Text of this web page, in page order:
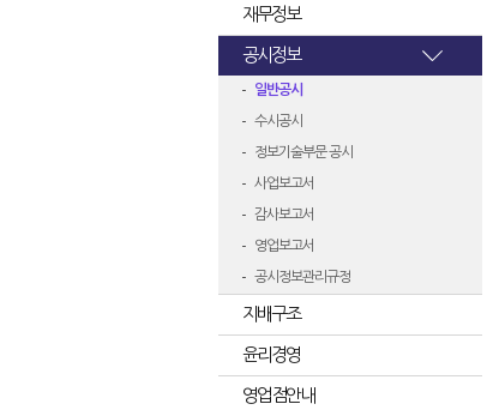
재무정보
공시정보
일반공시
수시공시
정보기술부문 공시
사업보고서
감사보고서
영업보고서
공시정보관리규정
지배구조
윤리경영
영업점안내